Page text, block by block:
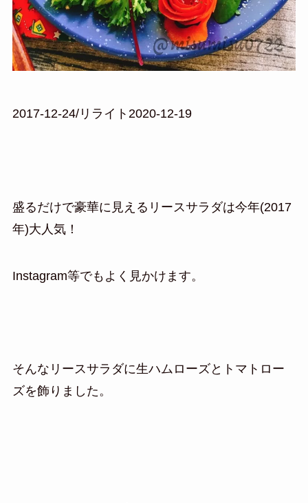
2017-12-24/リライト2020-12-19
盛るだけで豪華に見えるリースサラダは今年(2017
年)大人気！
Instagram等でもよく見かけます。
そんなリースサラダに生ハムローズとトマトロー
ズを飾りました。